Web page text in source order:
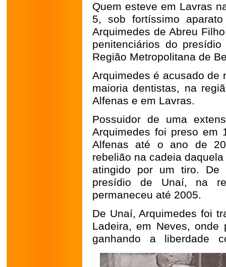
Quem esteve em Lavras
5, sob fortíssimo
Arquimedes de Abreu
penitenciários do
Região Metropolitana de
Arquimedes é acusado de
maioria dentistas, na
Alfenas e em Lavras.
Possuidor de uma
Arquimedes foi preso em
Alfenas até o ano de
rebelião na cadeia
atingido por um tiro. De
presídio de Unaí, na
permaneceu até 2005.
De Unaí, Arquimedes foi
Ladeira, em Neves, onde
ganhando a liberdade